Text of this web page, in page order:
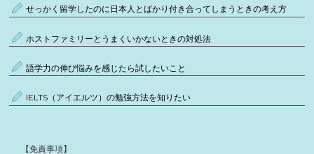
せっかく留学したのに日本人とばかり付き合ってしまうときの考え方
ホストファミリーとうまくいかないときの対処法
語学力の伸び悩みを感じたら試したいこと
IELTS（アイエルツ）の勉強方法を知りたい
【免責事項】